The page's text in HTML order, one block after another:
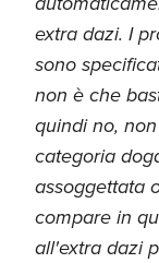
extra dazi. I
sono
non è che
quindi no,
categoria
assoggettata
compare in
all'extra dazi